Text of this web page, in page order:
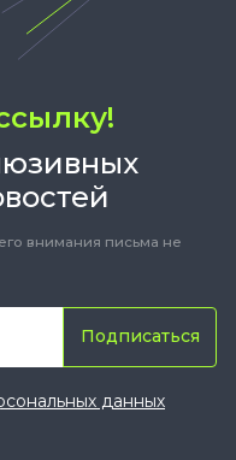
внимания письма не
Подписаться
данных